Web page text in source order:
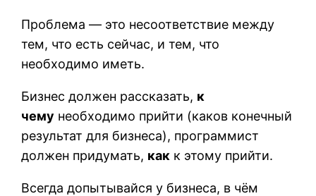
Проблема — это несоответствие между
тем, что есть сейчас, и тем, что
необходимо иметь.
Бизнес должен рассказать, к
чему необходимо прийти (каков конечный
результат для бизнеса), программист
должен придумать, как к этому прийти.
Всегда допытывайся у бизнеса, в чём